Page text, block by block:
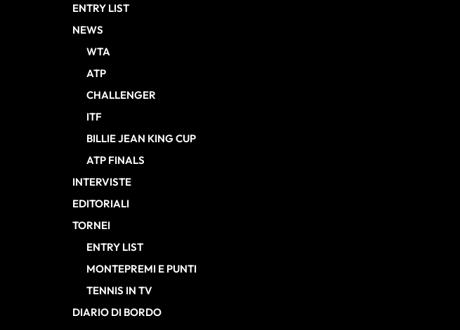
ENTRY LIST
NEWS
WTA
ATP
CHALLENGER
ITF
BILLIE JEAN KING CUP
ATP FINALS
INTERVISTE
EDITORIALI
TORNEI
ENTRY LIST
MONTEPREMI E PUNTI
TENNIS IN TV
DIARIO DI BORDO